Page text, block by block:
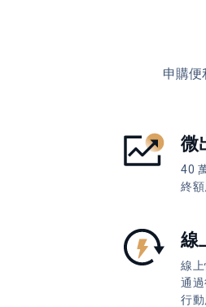
申購便
微
40
終
線
線
通
行動